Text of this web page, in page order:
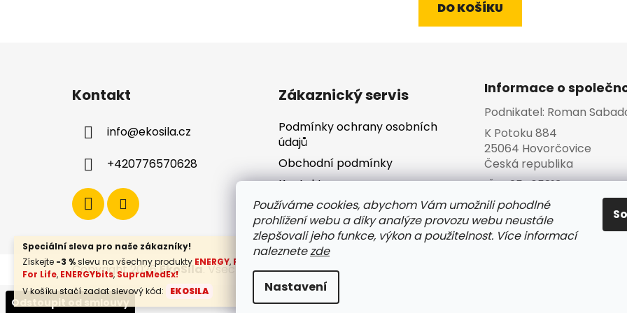
Používáme cookies, abychom Vám umožnili pohodlné
prohlížení webu a díky analýze provozu webu neustále
zlepšovali jeho funkce, výkon a použitelnost. Více informací
naleznetezde
Nastavení
Speciální sleva pro naše zákazníky!
Získejte -3 %slevu na všechny produkty ENERGY, FLOW
For Life, ENERGYbits, SupraMedEx!
V košíku stačí zadat slevový kód:
EKOSILA
DO KOŠÍKU
Kontakt
info@ekosila.cz
+420776570628
Zákaznický servis
Podmínky ochrany osobních
údajů
Obchodní podmínky
Kontakty
Doprava a platba
Informace o
Podnikatel: Roman
K Potoku 884
25064 Hovorčovice
Česká republika
IČO:25465813
Copyright 2026EkoSila. Všechna práva vyhrazena.
Odstoupit od smlouvy